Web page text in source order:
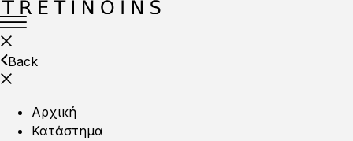
Back
Αρχική
Κατάστημα